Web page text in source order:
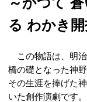
る わかき
この物語は、明治
橋の礎となった神
その生涯を捧げた
いた創作演劇です。